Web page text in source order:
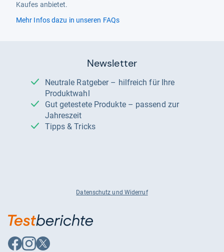
Kaufes anbietet.
Mehr Infos dazu in unseren FAQs
Newsletter
Neutrale Ratgeber – hilfreich für Ihre
Produktwahl
Gut getestete Produkte – passend zur
Jahreszeit
Tipps & Tricks
Datenschutz und Widerruf
Auf
Facebook
Auf
Instagram
Auf
X